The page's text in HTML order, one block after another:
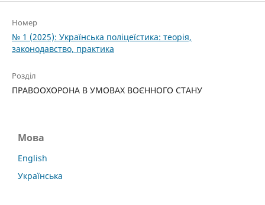
Номер
№ 1 (2025): Українська поліцеїстика: теорія,
законодавство, практика
Розділ
ПРАВООХОРОНА В УМОВАХ ВОЄННОГО СТАНУ
Мова
English
Українська